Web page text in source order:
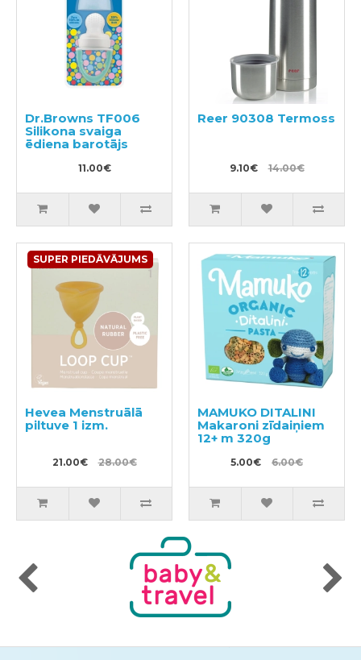
Dr.Browns TF006
Silikona svaiga
ēdiena barotājs
11.00€
Reer 90308 Termoss
9.10€ 14.00€
SUPER PIEDĀVĀJUMS
Hevea Menstruālā
piltuve 1 izm.
21.00€ 28.00€
MAMUKO DITALINI
Makaroni zīdaiņiem
12+ m 320g
5.00€ 6.00€